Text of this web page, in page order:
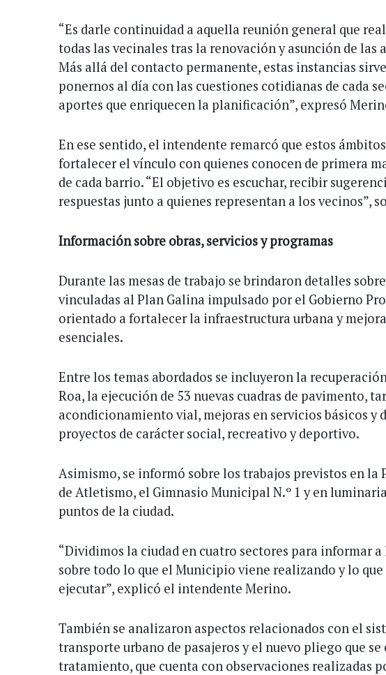
“Es darle continuidad a aquella reunión general que
todas las vecinales tras la renovación y asunción de las
Más allá del contacto permanente, estas instancias
ponernos al día con las cuestiones cotidianas de cada
aportes que enriquecen la planificación”, expresó
En ese sentido, el intendente remarcó que estos
fortalecer el vínculo con quienes conocen de primera
de cada barrio. “El objetivo es escuchar, recibir
respuestas junto a quienes representan a los vecinos”,
Información sobre obras, servicios y programas
Durante las mesas de trabajo se brindaron detalles
vinculadas al Plan Galina impulsado por el Gobierno
orientado a fortalecer la infraestructura urbana y
esenciales.
Entre los temas abordados se incluyeron la
Roa, la ejecución de 53 nuevas cuadras de pavimento,
acondicionamiento vial, mejoras en servicios básicos y
proyectos de carácter social, recreativo y deportivo.
Asimismo, se informó sobre los trabajos previstos en la
de Atletismo, el Gimnasio Municipal N.º 1 y en
puntos de la ciudad.
“Dividimos la ciudad en cuatro sectores para informar
sobre todo lo que el Municipio viene realizando y lo
ejecutar”, explicó el intendente Merino.
También se analizaron aspectos relacionados con el
transporte urbano de pasajeros y el nuevo pliego que se
tratamiento, que cuenta con observaciones realizadas